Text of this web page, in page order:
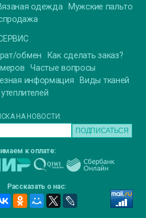
одежда
Мужские пальто
обмен
Как сделать заказ?
Частые вопросы
информация
Виды тканей
НА НОВОСТИ:
к оплате:
Рассказать о нас: